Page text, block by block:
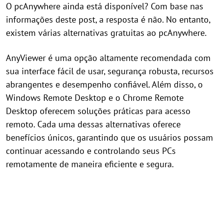
O pcAnywhere ainda está disponível? Com base nas
informações deste post, a resposta é não. No entanto,
existem várias alternativas gratuitas ao pcAnywhere.
AnyViewer é uma opção altamente recomendada com
sua interface fácil de usar, segurança robusta, recursos
abrangentes e desempenho confiável. Além disso, o
Windows Remote Desktop e o Chrome Remote
Desktop oferecem soluções práticas para acesso
remoto. Cada uma dessas alternativas oferece
benefícios únicos, garantindo que os usuários possam
continuar acessando e controlando seus PCs
remotamente de maneira eficiente e segura.